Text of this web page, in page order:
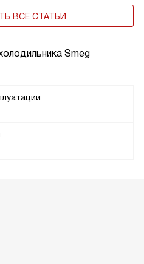
Smeg
ВСЕ СТАТЬИ